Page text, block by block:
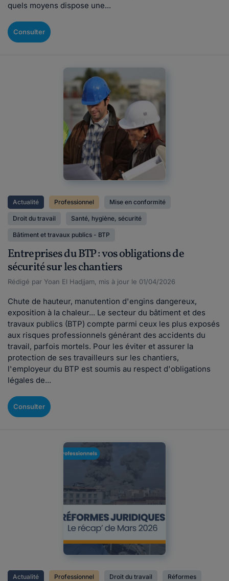
quels moyens dispose une...
Consulter
Actualité Professionnel Mise en conformité
Droit du travail Santé, hygiène, sécurité
Bâtiment et travaux publics - BTP
Entreprises du BTP : vos obligations de
sécurité sur les chantiers
Rédigé par Yoan El Hadjjam, mis à jour le 01/04/2026
Chute de hauteur, manutention d'engins dangereux,
exposition à la chaleur... Le secteur du bâtiment et des
travaux publics (BTP) compte parmi ceux les plus exposés
aux risques professionnels générant des accidents du
travail, parfois mortels. Pour les éviter et assurer la
protection de ses travailleurs sur les chantiers,
l'employeur du BTP est soumis au respect d'obligations
légales de...
Consulter
Actualité Professionnel Droit du travail Réformes